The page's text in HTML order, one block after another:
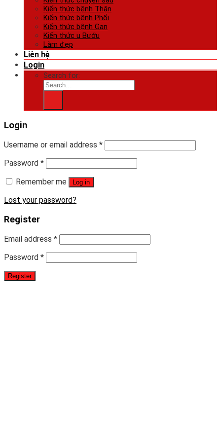
Kiến thức bệnh Thận
Kiến thức bệnh Phổi
Kiến thức bệnh Gan
Kiến thức u Bướu
Làm đẹp
Liên hệ
Login
Search for:
Login
Username or email address *
Password *
Remember me
Log in
Lost your password?
Register
Email address *
Password *
Register